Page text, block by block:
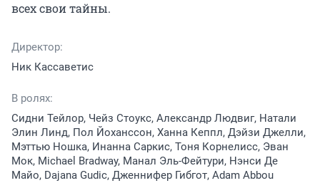
всех свои тайны.
Директор:
Ник Кассаветис
В ролях:
Сидни Тейлор, Чейз Стоукс, Александр Людвиг, Натали
Элин Линд, Пол Йоханссон, Ханна Кеппл, Дэйзи Джелли,
Мэттью Ношка, Инанна Саркис, Тоня Корнелисс, Эван
Мок, Michael Bradway, Манал Эль-Фейтури, Нэнси Де
Майо, Dajana Gudic, Дженнифер Гибгот, Adam Abbou